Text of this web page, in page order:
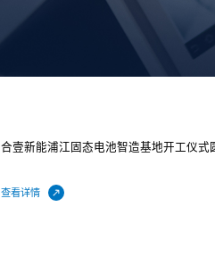
合壹新能浦江固态电池智造基地开工仪式
查看详情